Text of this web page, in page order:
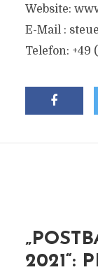
Website:
E-Mail :
Telefon: +49
2021“: